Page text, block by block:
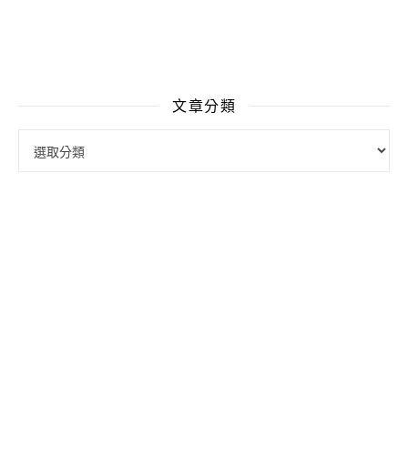
文章分類